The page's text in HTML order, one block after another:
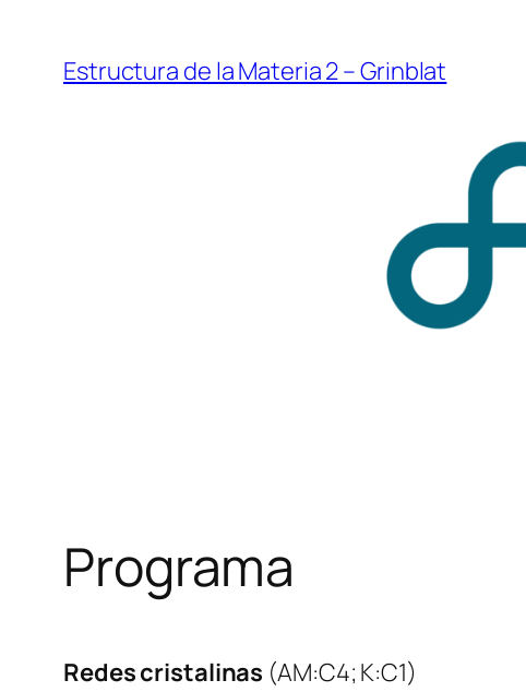
contenido
Estructura de la Materia 2 – Grinblat
Programa
Redes cristalinas (AM:C4; K:C1)